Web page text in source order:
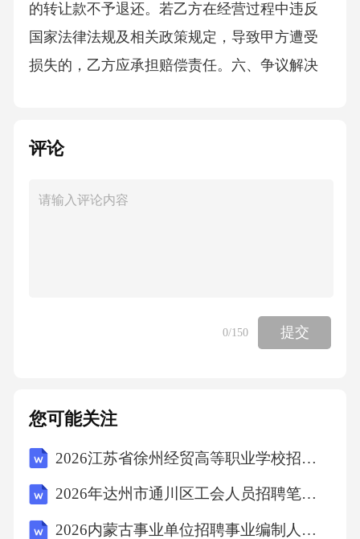
的转让款不予退还。若乙方在经营过程中违反
国家法律法规及相关政策规定，导致甲方遭受
损失的，乙方应承担赔偿责任。六、争议解决
有管辖权的人民法院提起诉讼。七、其他条款1.
合同一式两份，甲乙双方各执一份，具有同等
期：年月日受让方（乙方）签字（或盖章）：
日期：年月日附件一：小卖铺设施设备清单1.货
备：[详细列举其他设备名称及规格]附件二：商
品库存清单1.商品名称：
评论
0/150 提交
您可能关注
2026江苏省徐州经贸高等职业学校招聘临时代课教师7人笔试参考题库及答案详解
2026年达州市通川区工会人员招聘笔试参考试题及答案详解
2026内蒙古事业单位招聘事业编制人员6人考试备考题库及答案详解